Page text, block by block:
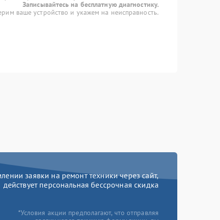
Записывайтесь на бесплатную диагностику.
ваше устройство и укажем на неисправность.
заявки на ремонт техники через сайт,
действует персональная бессрочная скидка
*Условия акции предполагают, что отправляя